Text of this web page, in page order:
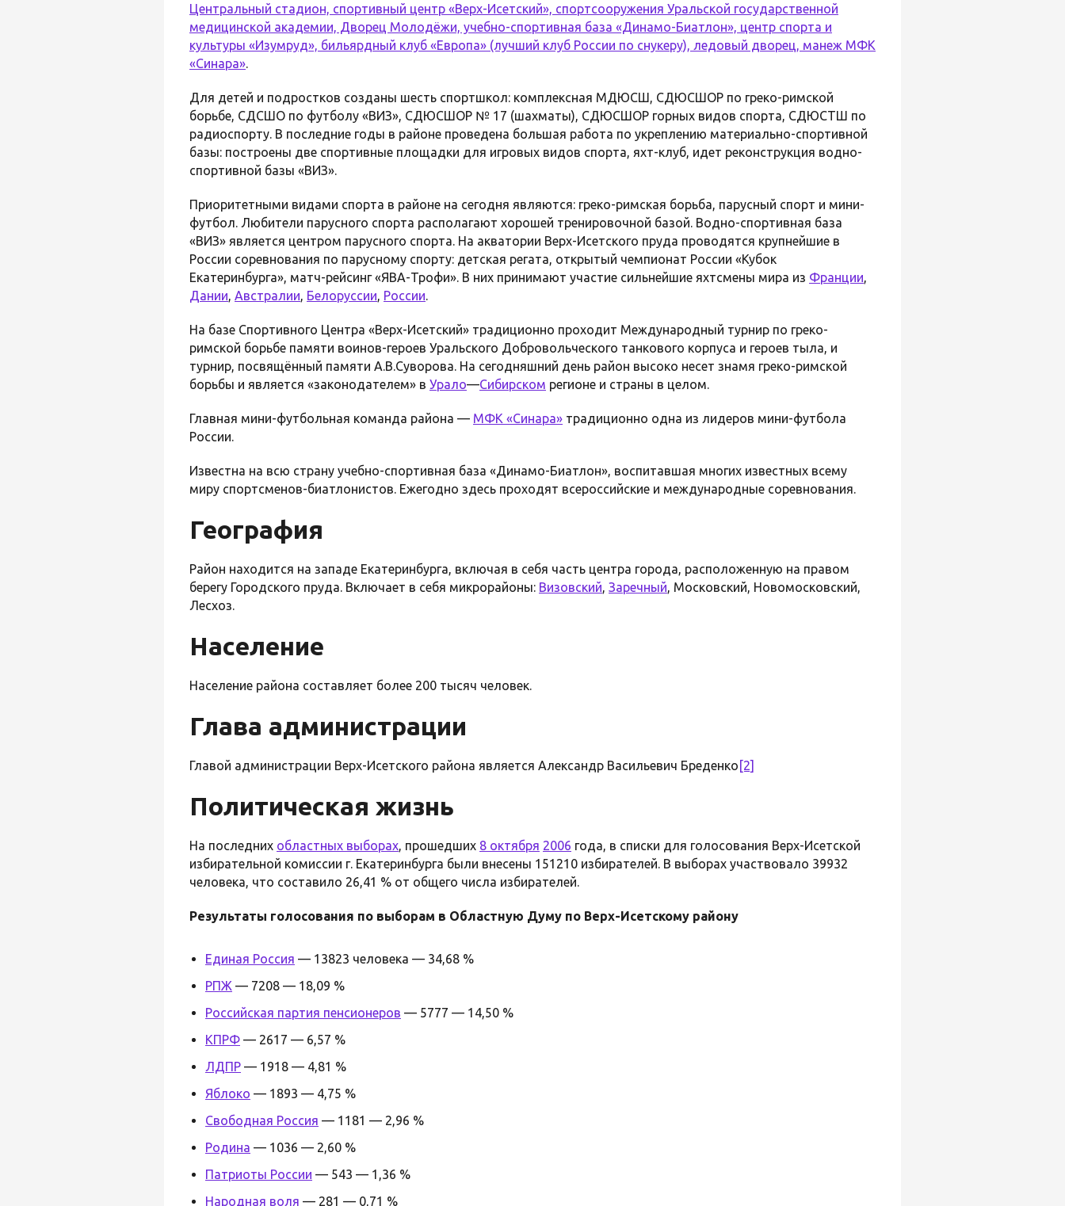
Центральный стадион, спортивный центр «Верх-Исетский», спортсооружения Уральской государственной
медицинской академии, Дворец Молодёжи, учебно-спортивная база «Динамо-Биатлон», центр спорта и
культуры «Изумруд», бильярдный клуб «Европа» (лучший клуб России по снукеру), ледовый дворец, манеж МФК
«Синара».
Для детей и подростков созданы шесть спортшкол: комплексная МДЮСШ, СДЮСШОР по греко-римской
борьбе, СДСШО по футболу «ВИЗ», СДЮСШОР № 17 (шахматы), СДЮСШОР горных видов спорта, СДЮСТШ по
радиоспорту. В последние годы в районе проведена большая работа по укреплению материально-спортивной
базы: построены две спортивные площадки для игровых видов спорта, яхт-клуб, идет реконструкция водно-
спортивной базы «ВИЗ».
Приоритетными видами спорта в районе на сегодня являются: греко-римская борьба, парусный спорт и мини-
футбол. Любители парусного спорта располагают хорошей тренировочной базой. Водно-спортивная база
«ВИЗ» является центром парусного спорта. На акватории Верх-Исетского пруда проводятся крупнейшие в
России соревнования по парусному спорту: детская регата, открытый чемпионат России «Кубок
Екатеринбурга», матч-рейсинг «ЯВА-Трофи». В них принимают участие сильнейшие яхтсмены мира из Франции,
Дании, Австралии, Белоруссии, России.
На базе Спортивного Центра «Верх-Исетский» традиционно проходит Международный турнир по греко-
римской борьбе памяти воинов-героев Уральского Добровольческого танкового корпуса и героев тыла, и
турнир, посвящённый памяти А.В.Суворова. На сегодняшний день район высоко несет знамя греко-римской
борьбы и является «законодателем» в Урало—Сибирском регионе и страны в целом.
Главная мини-футбольная команда района — МФК «Синара» традиционно одна из лидеров мини-футбола
России.
Известна на всю страну учебно-спортивная база «Динамо-Биатлон», воспитавшая многих известных всему
миру спортсменов-биатлонистов. Ежегодно здесь проходят всероссийские и международные соревнования.
География
Район находится на западе Екатеринбурга, включая в себя часть центра города, расположенную на правом
берегу Городского пруда. Включает в себя микрорайоны: Визовский, Заречный, Московский, Новомосковский,
Лесхоз.
Население
Население района составляет более 200 тысяч человек.
Глава администрации
Главой администрации Верх-Исетского района является Александр Васильевич Бреденко [2]
Политическая жизнь
На последних областных выборах, прошедших 8 октября 2006 года, в списки для голосования Верх-Исетской
избирательной комиссии г. Екатеринбурга были внесены 151210 избирателей. В выборах участвовало 39932
человека, что составило 26,41 % от общего числа избирателей.
Результаты голосования по выборам в Областную Думу по Верх-Исетскому району
Единая Россия — 13823 человека — 34,68 %
РПЖ — 7208 — 18,09 %
Российская партия пенсионеров — 5777 — 14,50 %
КПРФ — 2617 — 6,57 %
ЛДПР — 1918 — 4,81 %
Яблоко — 1893 — 4,75 %
Свободная Россия — 1181 — 2,96 %
Родина — 1036 — 2,60 %
Патриоты России — 543 — 1,36 %
Народная воля — 281 — 0,71 %